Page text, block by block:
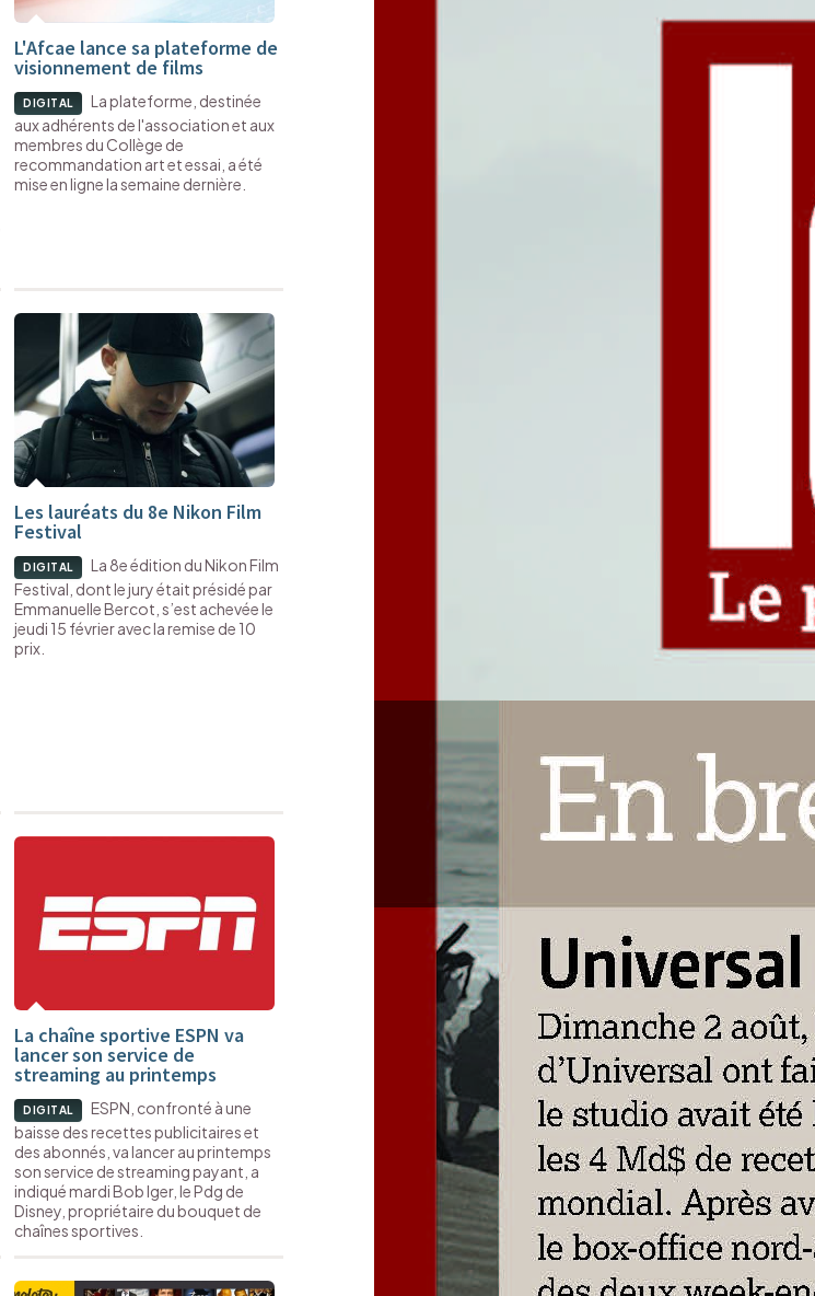
L'Afcae lance sa plateforme de
visionnement de films
DIGITAL
La plateforme, destinée
aux adhérents de l'association et aux
membres du Collège de
recommandation art et essai, a été
mise en ligne la semaine dernière.
Les lauréats du 8e Nikon Film
Festival
DIGITAL
La 8e édition du Nikon Film
Festival, dont le jury était présidé par
Emmanuelle Bercot, s’est achevée le
jeudi 15 février avec la remise de 10
prix.
La chaîne sportive ESPN va
lancer son service de
streaming au printemps
DIGITAL
ESPN, confronté à une
baisse des recettes publicitaires et
des abonnés, va lancer au printemps
son service de streaming payant, a
indiqué mardi Bob Iger, le Pdg de
Disney, propriétaire du bouquet de
chaînes sportives.